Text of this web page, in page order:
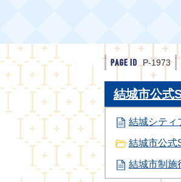
P-1973
結城市公式
結城シティ
結城市公式
結城市制施